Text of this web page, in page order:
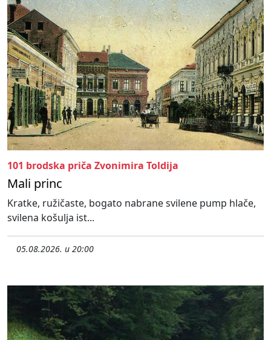
101 brodska priča Zvonimira Toldija
Mali princ
Kratke, ružičaste, bogato nabrane svilene pump hlače,
svilena košulja ist...
05.08.2026. u 20:00